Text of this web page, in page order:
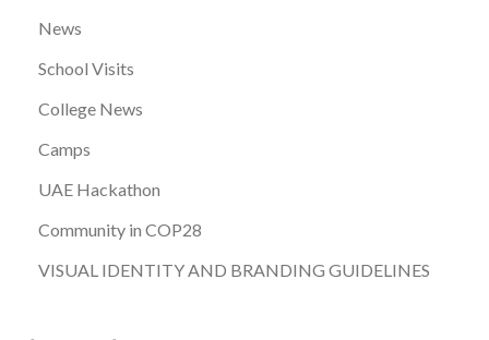
News
School Visits
College News
Camps
UAE Hackathon
Community in COP28
VISUAL IDENTITY AND BRANDING GUIDELINES